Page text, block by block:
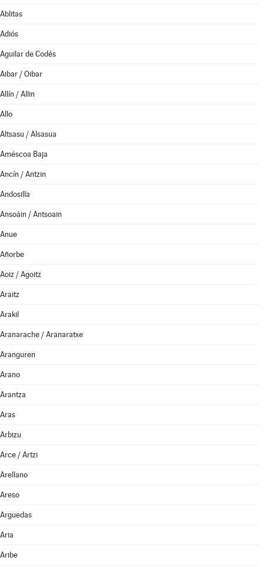
Ablitas
Adiós
Aguilar de Codés
Aibar / Oibar
Allín / Allin
Allo
Altsasu / Alsasua
Améscoa Baja
Ancín / Antzin
Andosilla
Ansoáin / Antsoain
Anue
Añorbe
Aoiz / Agoitz
Araitz
Arakil
Aranarache / Aranaratxe
Aranguren
Arano
Arantza
Aras
Arbizu
Arce / Artzi
Arellano
Areso
Arguedas
Aria
Aribe